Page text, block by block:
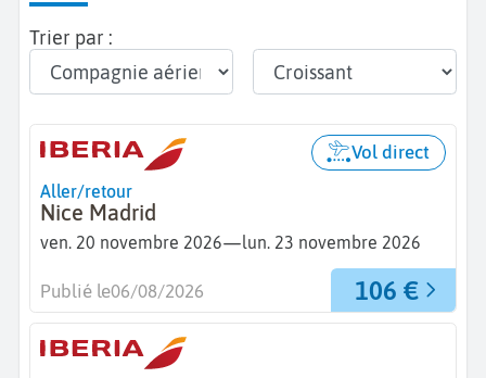
Trier par :
Aller/retour
Nice Madrid
ven. 20 novembre 2026—lun. 23 novembre 2026
Vol direct
106 €
Publié le06/08/2026